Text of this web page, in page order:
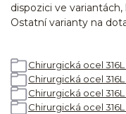
dispozici ve
Ostatní varianty na
Chirurgická ocel
Chirurgická ocel 316L
Chirurgická ocel
Chirurgická ocel